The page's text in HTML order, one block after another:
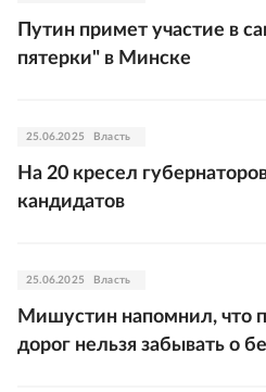
Путин примет участие в
пятерки" в Минске
25.06.2025 Власть
На 20 кресел
кандидатов
25.06.2025 Власть
Мишустин напомнил, что
дорог нельзя забывать о